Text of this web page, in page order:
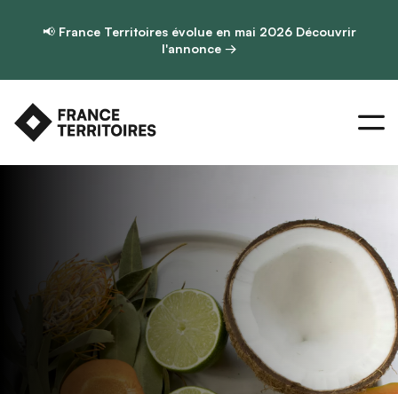
📢 France Territoires évolue en mai 2026 Découvrir
l'annonce →